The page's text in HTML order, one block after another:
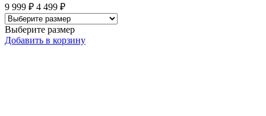
9 999 ₽ 4 499 ₽
Выберите размер
Добавить в корзину